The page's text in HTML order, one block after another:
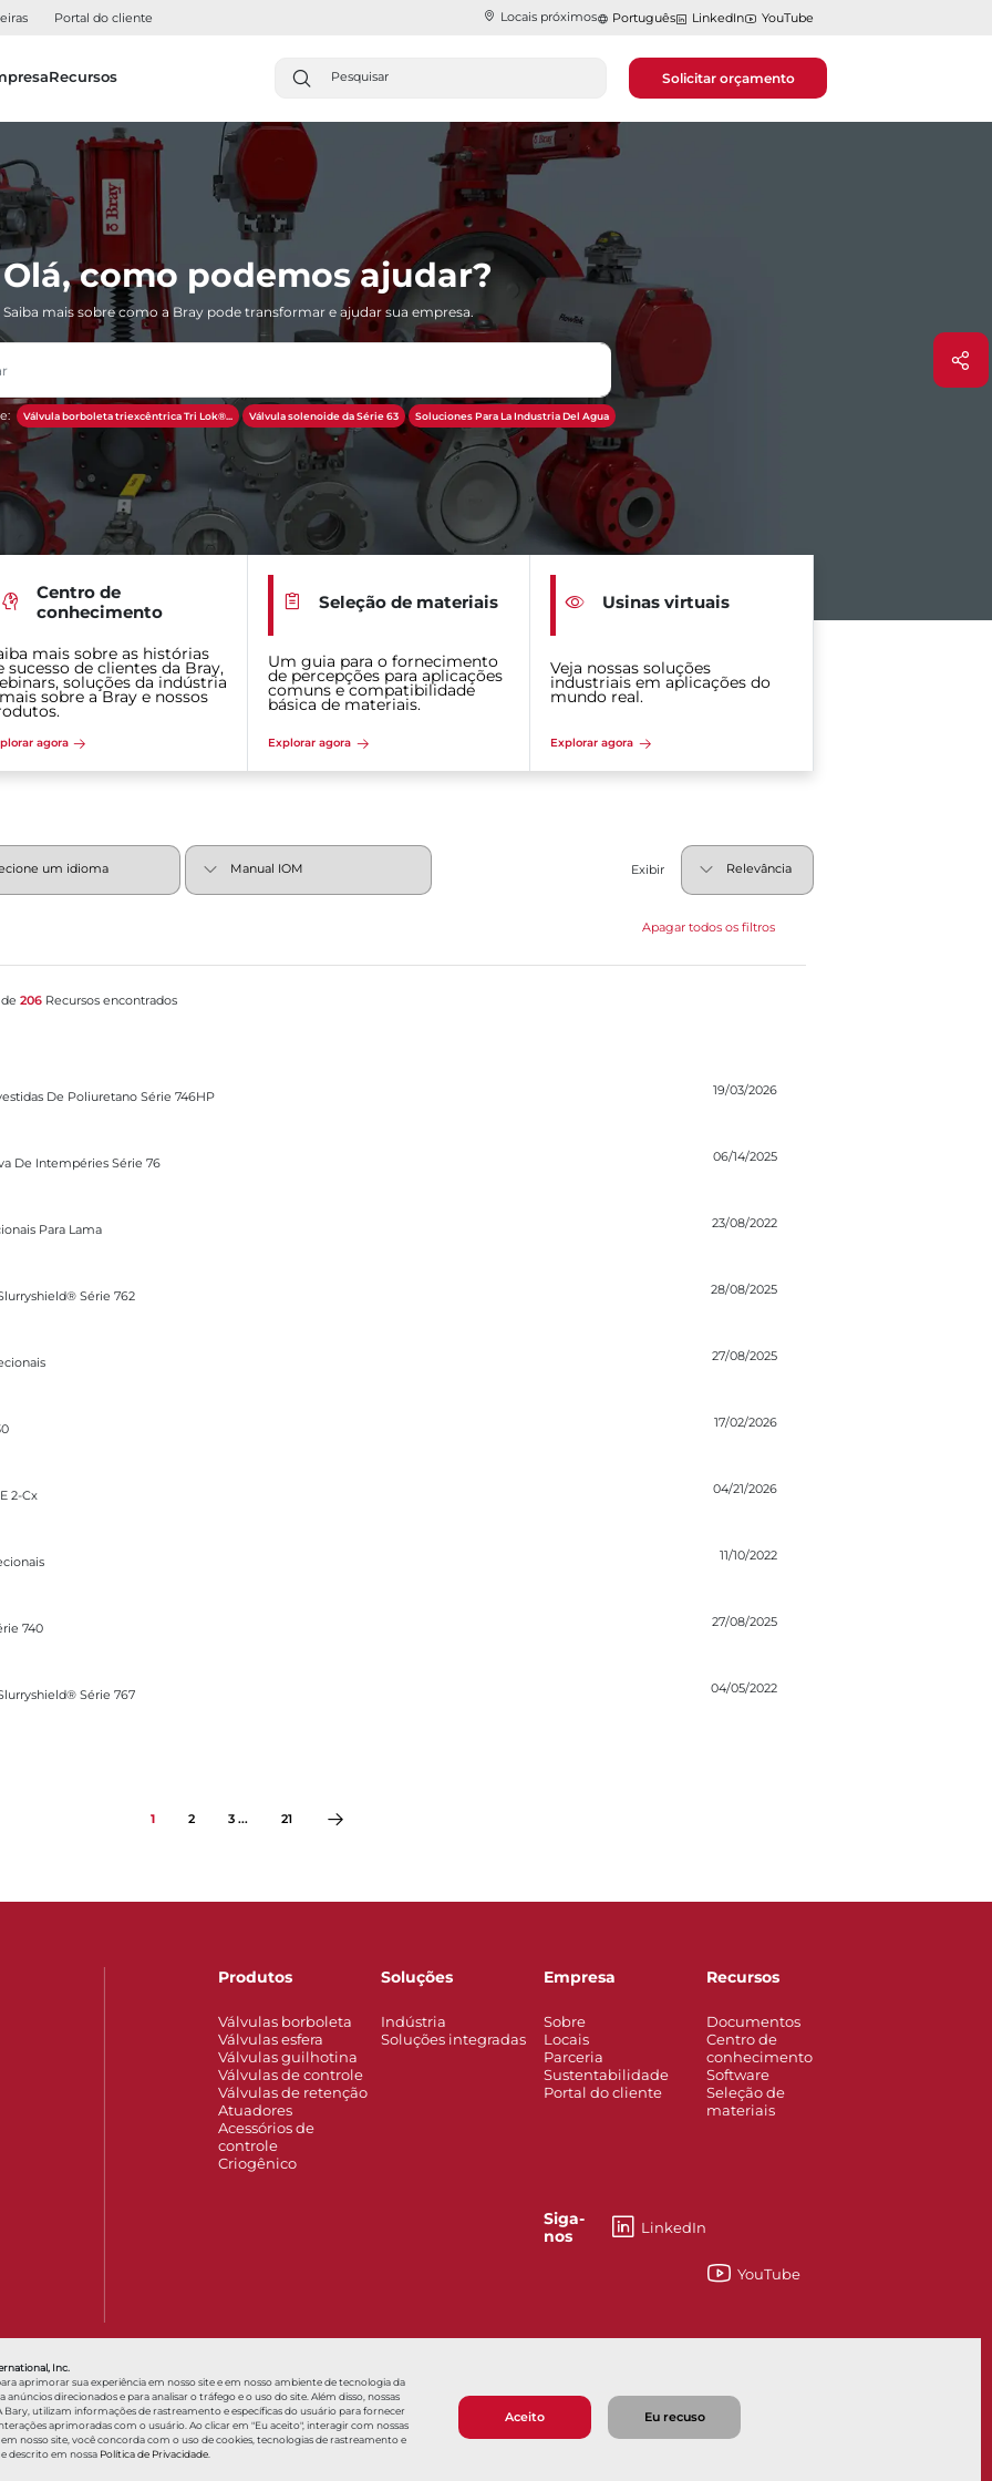
Inc.
aprimorar sua experiência em nosso site e em nosso ambiente de tecnologia da
direcionados e para analisar o tráfego e o uso do site. Além disso, nossas
utilizam informações de rastreamento e específicas do usuário para fornecer
aprimoradas com o usuário. Ao clicar em "Eu aceito", interagir com nossas
nosso site, você concorda com o uso de cookies, tecnologias de rastreamento e
descrito em nossa Política de Privacidade
Aceito Eu recuso
Portal do cliente Locais próximos Português LinkedIn YouTube
Recursos Solicitar orçamento
Olá, como podemos ajudar?
Saiba mais sobre como a Bray pode transformar e ajudar sua empresa.
Válvula borboleta triexcêntrica Tri Lok®... Válvula solenoide da Série 63 Soluciones Para La Industria Del Agua
Centro de
conhecimento
mais sobre as histórias
sucesso de clientes da Bray,
soluções da indústria
sobre a Bray e nossos
agora
Seleção de materiais
Um guia para o fornecimento
de percepções para aplicações
comuns e compatibilidade
básica de materiais.
Explorar agora
Usinas virtuais
Veja nossas soluções
industriais em aplicações do
mundo real.
Explorar agora
Exibir
Apagar todos os filtros
de206 Recursos encontrados
De Poliuretano Série 746HP 19/03/2026
De Intempéries Série 76 06/14/2025
Para Lama 23/08/2022
Série 762 28/08/2025
27/08/2025
17/02/2026
2-Cx 04/21/2026
11/10/2022
740 27/08/2025
Série 767 04/05/2022
1 2 3 ... 21
Produtos
Válvulas borboleta
Válvulas esfera
Válvulas guilhotina
Válvulas de controle
Válvulas de retenção
Atuadores
Acessórios de
controle
Criogênico
Soluções
Indústria
Soluções integradas
Empresa
Sobre
Locais
Parceria
Sustentabilidade
Portal do cliente
Siga-
nos
LinkedIn
Recursos
Documentos
Centro de
conhecimento
Software
Seleção de
materiais
YouTube
Gestão de ativos digitais
Termos e condições Termos e condições de venda Política de privacidade